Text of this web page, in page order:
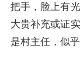
把手，脸上有
大贵补充或证
是村主任，似